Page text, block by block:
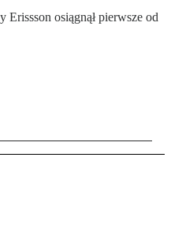
osiągnął pierwsze od